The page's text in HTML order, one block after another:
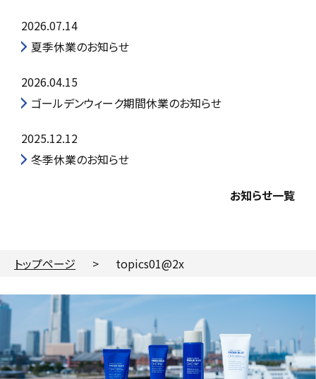
2026.07.14
夏季休業のお知らせ
2026.04.15
ゴールデンウィーク期間休業のお知らせ
2025.12.12
冬季休業のお知らせ
お知らせ一覧
トップページ > topics01@2x